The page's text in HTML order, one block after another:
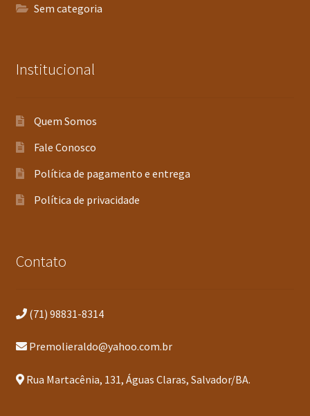
Sem categoria
Institucional
Quem Somos
Fale Conosco
Política de pagamento e entrega
Política de privacidade
Contato
(71) 98831-8314
Premolieraldo@yahoo.com.br
Rua Martacênia, 131, Águas Claras, Salvador/BA.